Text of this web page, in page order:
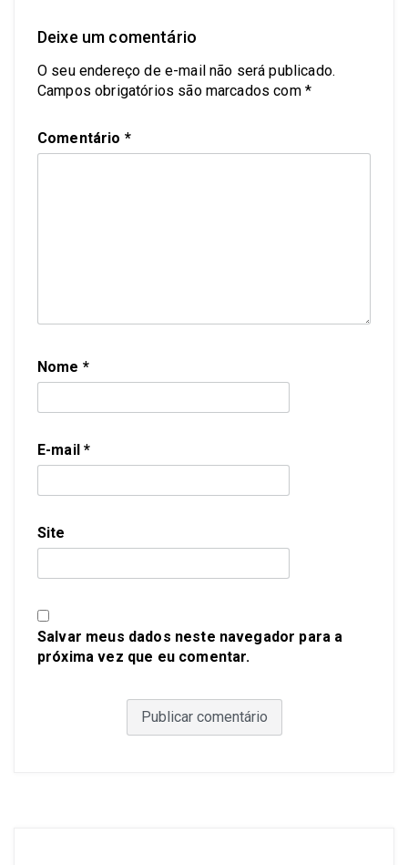
Deixe um comentário
O seu endereço de e-mail não será publicado.
Campos obrigatórios são marcados com *
Comentário *
Nome *
E-mail*
Site
Salvar meus dados neste navegador para a
próxima vez que eu comentar.